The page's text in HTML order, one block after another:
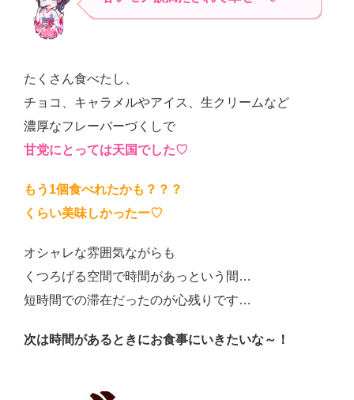
たくさん食べたし、
チョコ、キャラメルやアイス、生クリームなど
濃厚なフレーバーづくしで
甘党にとっては天国でした♡
もう1個食べれたかも？？？
くらい美味しかったー♡
オシャレな雰囲気ながらも
くつろげる空間で時間があっという間…
短時間での滞在だったのが心残りです…
次は時間があるときにお食事にいきたいな～！